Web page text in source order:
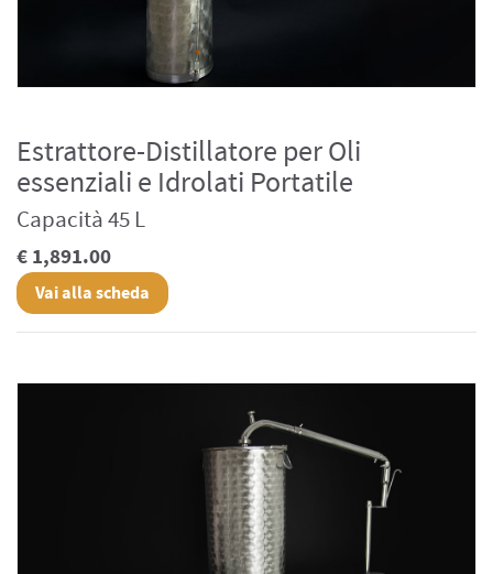
Estrattore-Distillatore per Oli
essenziali e Idrolati Portatile
Capacità 45 L
€ 1,891.00
Vai alla scheda